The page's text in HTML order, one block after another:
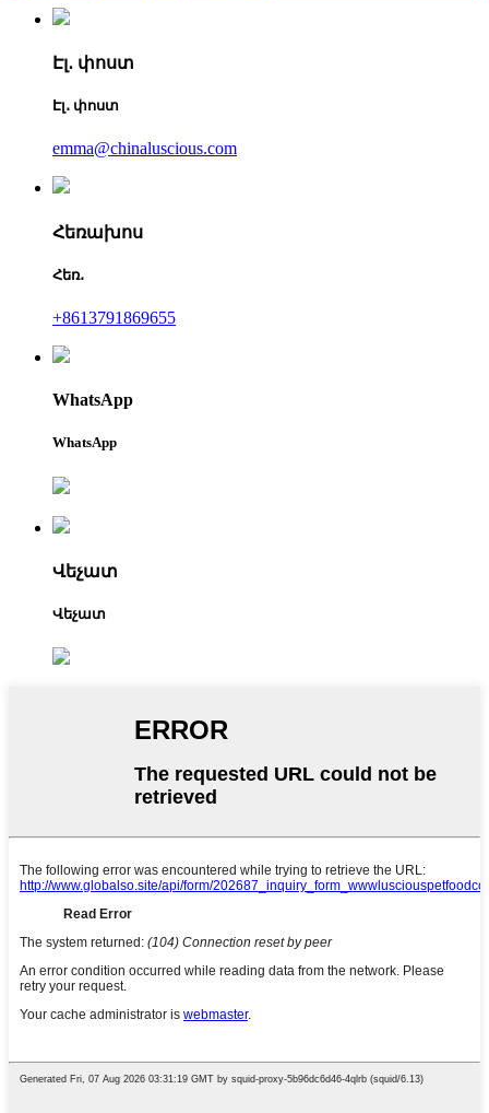
Էլ․ փոստ
Էլ․ փոստ
emma@chinaluscious.com
Հեռախոս
Հեռ․
+8613791869655
WhatsApp
WhatsApp
Վեչատ
Վեչատ